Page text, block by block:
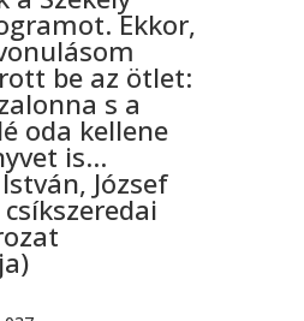
Ekkor,
be az ötlet:
s a
oda kellene
is…
József